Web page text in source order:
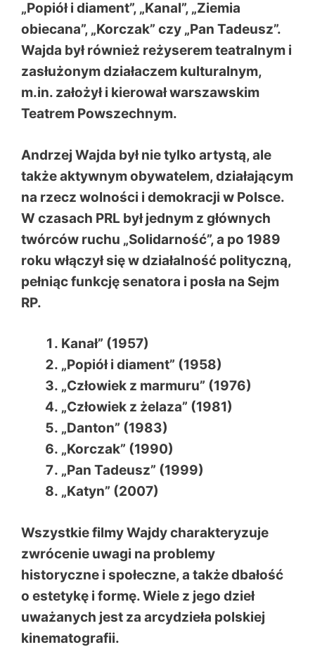
„Popiół i diament”, „Kanal”, „Ziemia
obiecana”, „Korczak” czy „Pan Tadeusz”.
Wajda był również reżyserem teatralnym i
zasłużonym działaczem kulturalnym,
m.in. założył i kierował warszawskim
Teatrem Powszechnym.
Andrzej Wajda był nie tylko artystą, ale
także aktywnym obywatelem, działającym
na rzecz wolności i demokracji w Polsce.
W czasach PRL był jednym z głównych
twórców ruchu „Solidarność”, a po 1989
roku włączył się w działalność polityczną,
pełniąc funkcję senatora i posła na Sejm
RP.
Kanał” (1957)
„Popiół i diament” (1958)
„Człowiek z marmuru” (1976)
„Człowiek z żelaza” (1981)
„Danton” (1983)
„Korczak” (1990)
„Pan Tadeusz” (1999)
„Katyn” (2007)
Wszystkie filmy Wajdy charakteryzuje
zwrócenie uwagi na problemy
historyczne i społeczne, a także dbałość
o estetykę i formę. Wiele z jego dzieł
uważanych jest za arcydzieła polskiej
kinematografii.